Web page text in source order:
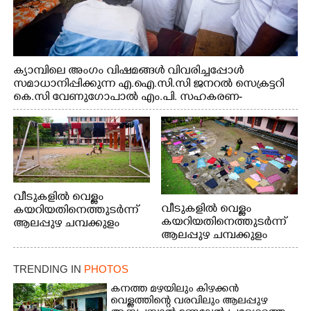
ക്യാമ്പിലെ അംഗം വിഷമങ്ങൾ വിവരിച്ചപ്പോൾ
സമാധാനിപ്പിക്കുന്ന എ.ഐ.സി.സി ജനറൽ സെക്രട്ടറി
കെ.സി വേണുഗോപാൽ എം.പി. സഹകരണ-
എക്സൈസ് വകുപ്പ് മന്ത്രി എം. ലിജു, എന്നിവർ
വീടുകളിൽ വെള്ളം
കയറിയതിനെത്തുടർന്ന്
ആലപ്പുഴ ചമ്പക്കുളം
പോരൂക്കര സെൻട്രൽ
സ്കൂളിലെ ദുരിതാശ്വാസ
ക്യാമ്പിലെത്തിയവർ
വസ്ത്രങ്ങൾ
ഉണക്കാനിട്ടിരിക്കുന്ന
വീടുകളിൽ വെള്ളം
കയറിയതിനെത്തുടർന്ന്
ആലപ്പുഴ ചമ്പക്കുളം
ഫാദർ തോമസ്
ക്യാമ്പിലെത്തിയവർ മഴ
മാറിനിന്ന ഇടവേളയിൽ
TRENDING IN PHOTOS
കനത്ത മഴയിലും കിഴക്കൻ
വെള്ളത്തിന്റെ വരവിലും ആലപ്പുഴ